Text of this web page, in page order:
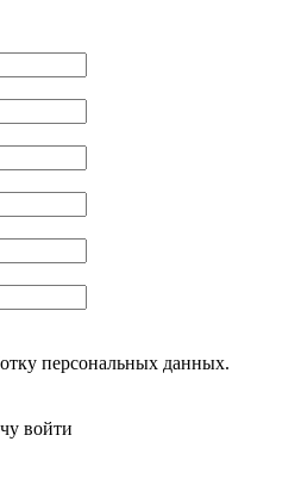
персональных данных.
войти